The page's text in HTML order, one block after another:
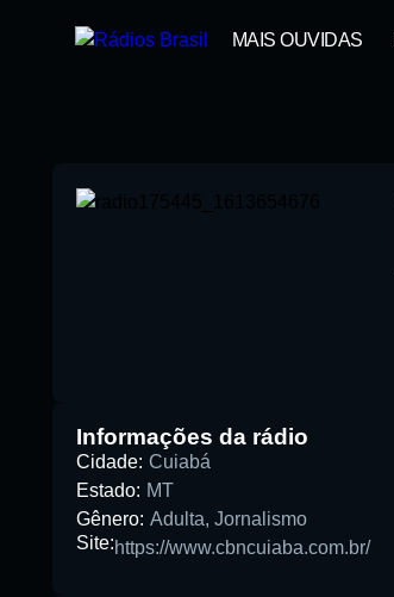
MAIS OUVIDAS
Informações da rádio
Cidade: Cuiabá
Estado: MT
Gênero: Adulta, Jornalismo
Site:https://www.cbncuiaba.com.br/